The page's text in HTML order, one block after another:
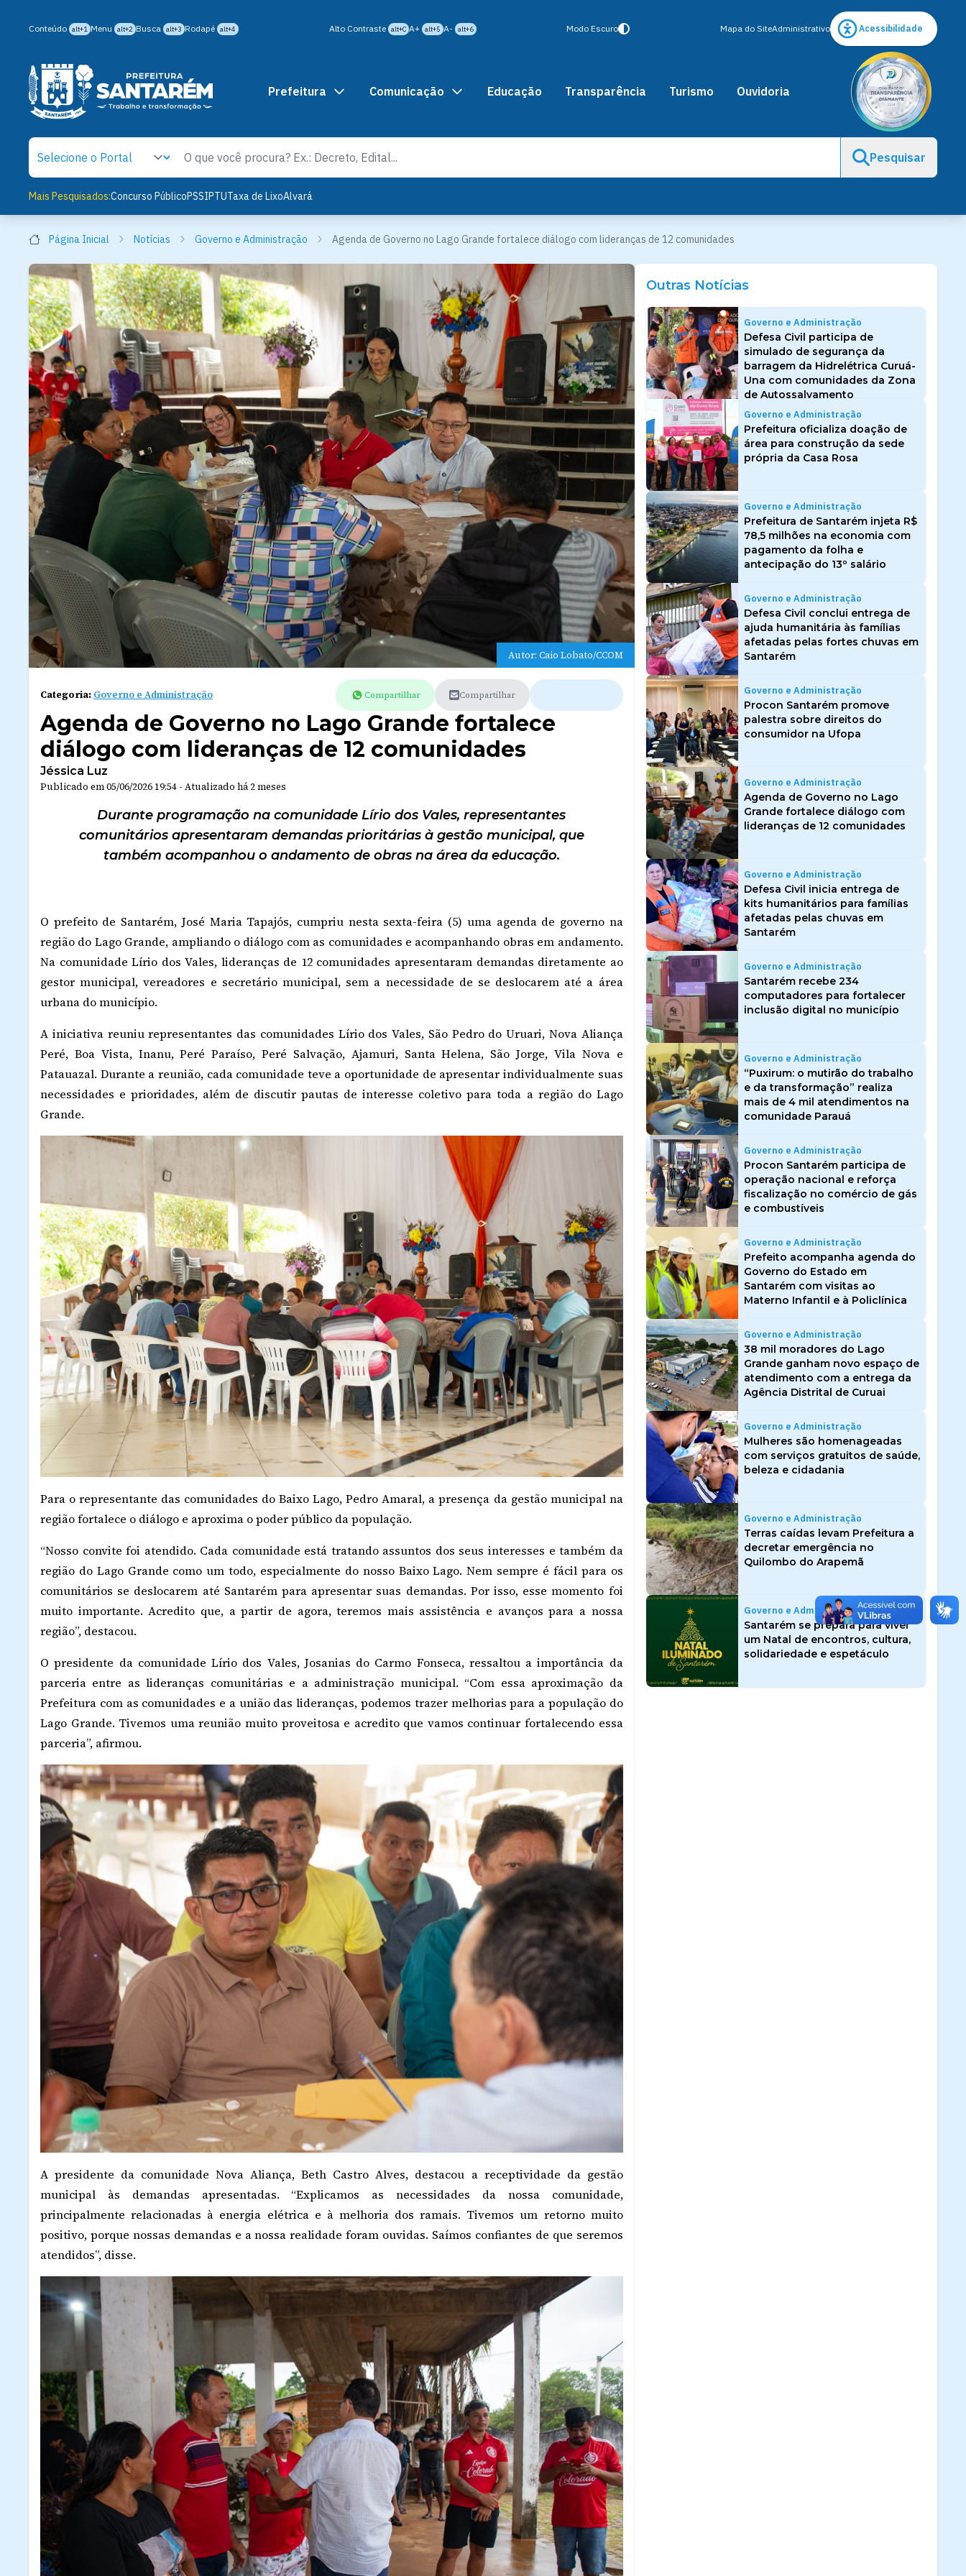
Conteúdo alt+1 Menu alt+2 Busca alt+3 Rodapé alt+4 Alto Contraste alt+C A+ alt+5 A- alt+6 Modo Escuro Mapa do SiteAdministrativo Acessibilidade
Prefeitura Comunicação Educação Transparência Turismo Ouvidoria
Pesquisar
Mais Pesquisados:Concurso PúblicoPSSIPTUTaxa de LixoAlvará
Página Inicial Notícias Governo e Administração Agenda de Governo no Lago Grande fortalece diálogo com lideranças de 12 comunidades
Autor: Caio Lobato/CCOM
Categoria: Governo e Administração Compartilhar Compartilhar
Agenda de Governo no Lago Grande fortalece
diálogo com lideranças de 12 comunidades
Jéssica Luz
Publicado em05/06/2026 19:54 - Atualizado há 2 meses
Durante programação na comunidade Lírio dos Vales, representantes
comunitários apresentaram demandas prioritárias à gestão municipal, que
também acompanhou o andamento de obras na área da educação.
O prefeito de Santarém, José Maria Tapajós, cumpriu nesta sexta-feira (5) uma agenda de governo na
região do Lago Grande, ampliando o diálogo com as comunidades e acompanhando obras em andamento.
Na comunidade Lírio dos Vales, lideranças de 12 comunidades apresentaram demandas diretamente ao
gestor municipal, vereadores e secretário municipal, sem a necessidade de se deslocarem até a área
urbana do município.
A iniciativa reuniu representantes das comunidades Lírio dos Vales, São Pedro do Uruari, Nova Aliança
Peré, Boa Vista, Inanu, Peré Paraíso, Peré Salvação, Ajamuri, Santa Helena, São Jorge, Vila Nova e
Patauazal. Durante a reunião, cada comunidade teve a oportunidade de apresentar individualmente suas
necessidades e prioridades, além de discutir pautas de interesse coletivo para toda a região do Lago
Grande.
Para o representante das comunidades do Baixo Lago, Pedro Amaral, a presença da gestão municipal na
região fortalece o diálogo e aproxima o poder público da população.
“Nosso convite foi atendido. Cada comunidade está tratando assuntos dos seus interesses e também da
região do Lago Grande como um todo, especialmente do nosso Baixo Lago. Nem sempre é fácil para os
comunitários se deslocarem até Santarém para apresentar suas demandas. Por isso, esse momento foi
muito importante. Acredito que, a partir de agora, teremos mais assistência e avanços para a nossa
região”, destacou.
O presidente da comunidade Lírio dos Vales, Josanias do Carmo Fonseca, ressaltou a importância da
parceria entre as lideranças comunitárias e a administração municipal. “Com essa aproximação da
Prefeitura com as comunidades e a união das lideranças, podemos trazer melhorias para a população do
Lago Grande. Tivemos uma reunião muito proveitosa e acredito que vamos continuar fortalecendo essa
parceria”, afirmou.
A presidente da comunidade Nova Aliança, Beth Castro Alves, destacou a receptividade da gestão
municipal às demandas apresentadas. “Explicamos as necessidades da nossa comunidade,
principalmente relacionadas à energia elétrica e à melhoria dos ramais. Tivemos um retorno muito
positivo, porque nossas demandas e a nossa realidade foram ouvidas. Saímos confiantes de que seremos
atendidos”, disse.
Outras Notícias
Governo e Administração
Defesa Civil participa de
simulado de segurança da
barragem da Hidrelétrica Curuá-
Una com comunidades da Zona
de Autossalvamento
Governo e Administração
Prefeitura oficializa doação de
área para construção da sede
própria da Casa Rosa
Governo e Administração
Prefeitura de Santarém injeta R$
78,5 milhões na economia com
pagamento da folha e
antecipação do 13º salário
Governo e Administração
Defesa Civil conclui entrega de
ajuda humanitária às famílias
afetadas pelas fortes chuvas em
Santarém
Governo e Administração
Procon Santarém promove
palestra sobre direitos do
consumidor na Ufopa
Governo e Administração
Agenda de Governo no Lago
Grande fortalece diálogo com
lideranças de 12 comunidades
Governo e Administração
Defesa Civil inicia entrega de
kits humanitários para famílias
afetadas pelas chuvas em
Santarém
Governo e Administração
Santarém recebe 234
computadores para fortalecer
inclusão digital no município
Governo e Administração
“Puxirum: o mutirão do trabalho
e da transformação” realiza
mais de 4 mil atendimentos na
comunidade Parauá
Governo e Administração
Procon Santarém participa de
operação nacional e reforça
fiscalização no comércio de gás
e combustíveis
Governo e Administração
Prefeito acompanha agenda do
Governo do Estado em
Santarém com visitas ao
Materno Infantil e à Policlínica
Governo e Administração
38 mil moradores do Lago
Grande ganham novo espaço de
atendimento com a entrega da
Agência Distrital de Curuai
Governo e Administração
Mulheres são homenageadas
com serviços gratuitos de saúde,
beleza e cidadania
Governo e Administração
Terras caídas levam Prefeitura a
decretar emergência no
Quilombo do Arapemã
Governo e Administração
Santarém se prepara para viver
um Natal de encontros, cultura,
solidariedade e espetáculo